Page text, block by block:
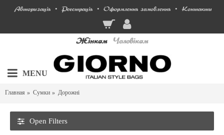
Авторизація • Реєстрація • Оформлення замовлення • Контакти
Жінкам Чоловікам
MENU
Главная Сумки Дорожні
Open Filters